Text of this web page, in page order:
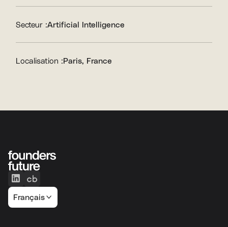
Secteur :Artificial Intelligence
Localisation :Paris, France
Français